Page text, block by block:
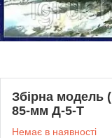
Збірна модель
85-мм Д-5-Т
Немає в наявності